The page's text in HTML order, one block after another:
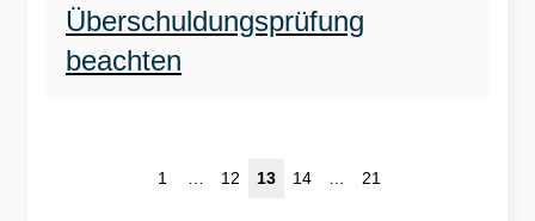
Überschuldungsprüfung
beachten
1 12 13 14 21
19 20 21